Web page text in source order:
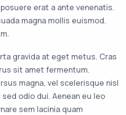
erat a ante venenatis.
magna mollis euismod.
gravida at eget metus. Cras
sit amet fermentum.
magna, vel scelerisque nisl
odio dui. Aenean eu leo
sem lacinia quam